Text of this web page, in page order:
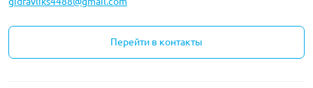
Перейти в контакты